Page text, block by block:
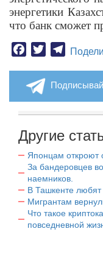
энергетики
что банк сможет
Facebook
Twitter
Другие
Японцам откроют
За бандеровцев
наемников.
В Ташкенте любят
Мигрантам
Что такое
повседневной